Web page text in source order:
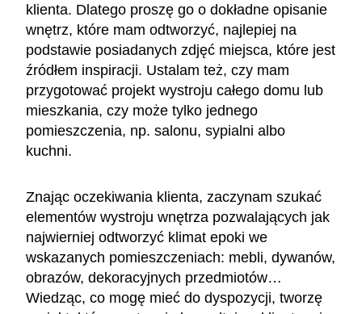
klienta. Dlatego proszę go o dokładne opisanie
wnętrz, które mam odtworzyć, najlepiej na
podstawie posiadanych zdjęć miejsca, które jest
źródłem inspiracji. Ustalam też, czy mam
przygotować projekt wystroju całego domu lub
mieszkania, czy może tylko jednego
pomieszczenia, np. salonu, sypialni albo
kuchni.
Znając oczekiwania klienta, zaczynam szukać
elementów wystroju wnętrza pozwalających jak
najwierniej odtworzyć klimat epoki we
wskazanych pomieszczeniach: mebli, dywanów,
obrazów, dekoracyjnych przedmiotów…
Wiedząc, co mogę mieć do dyspozycji, tworzę